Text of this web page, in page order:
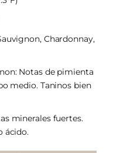
Chardonnay,
Notas de pimienta
medio. Taninos bien
minerales fuertes.
ácido.